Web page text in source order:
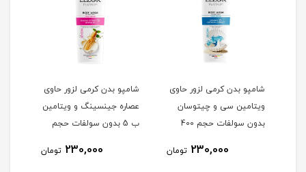
شامپو بدن کرمی لزور حاوی
ویتامین سی و چیتوسان
بدون سولفات حجم 400
230,000 تومان
شامپو بدن کرمی لزور حاوی
عصاره جینسینگ و ویتامین
ب 5 بدون سولفات حجم
230,000 تومان